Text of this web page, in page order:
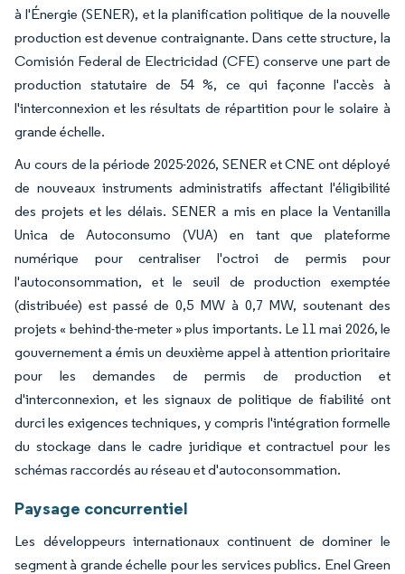
à l'Énergie (SENER), et la planification politique de la nouvelle
production est devenue contraignante. Dans cette structure, la
Comisión Federal de Electricidad (CFE) conserve une part de
production statutaire de 54 %, ce qui façonne l'accès à
l'interconnexion et les résultats de répartition pour le solaire à
grande échelle.
Au cours de la période 2025-2026, SENER et CNE ont déployé
de nouveaux instruments administratifs affectant l'éligibilité
des projets et les délais. SENER a mis en place la Ventanilla
Unica de Autoconsumo (VUA) en tant que plateforme
numérique pour centraliser l'octroi de permis pour
l'autoconsommation, et le seuil de production exemptée
(distribuée) est passé de 0,5 MW à 0,7 MW, soutenant des
projets « behind-the-meter » plus importants. Le 11 mai 2026, le
gouvernement a émis un deuxième appel à attention prioritaire
pour les demandes de permis de production et
d'interconnexion, et les signaux de politique de fiabilité ont
durci les exigences techniques, y compris l'intégration formelle
du stockage dans le cadre juridique et contractuel pour les
schémas raccordés au réseau et d'autoconsommation.
Paysage concurrentiel
Les développeurs internationaux continuent de dominer le
segment à grande échelle pour les services publics. Enel Green